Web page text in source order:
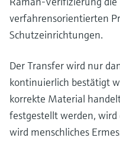
verfahrensorientierten
Schutzeinrichtungen.
Der Transfer wird nur
kontinuierlich bestätigt
korrekte Material
festgestellt werden, wird
wird menschliches